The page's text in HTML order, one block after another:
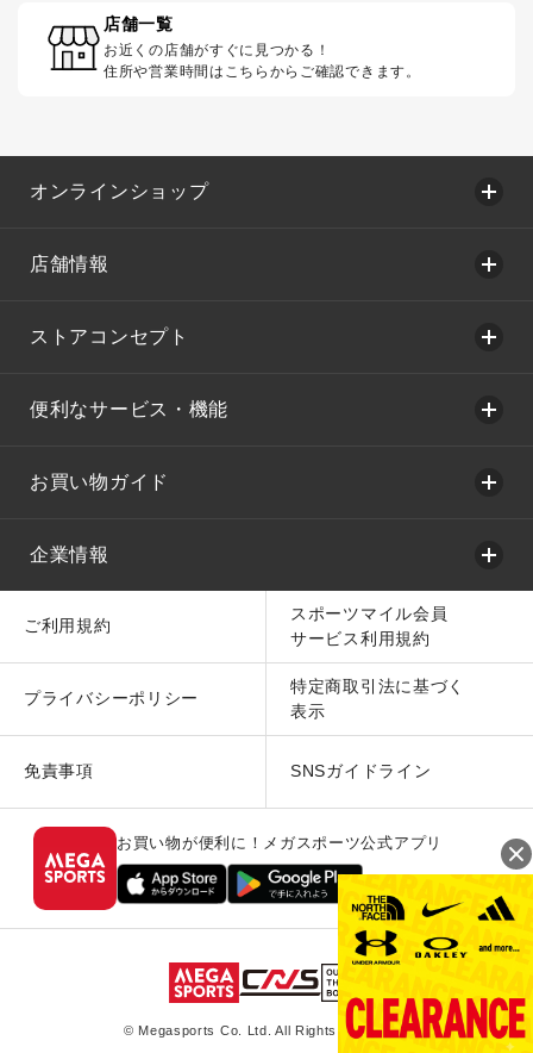
店舗一覧
お近くの店舗がすぐに見つかる！
住所や営業時間はこちらからご確認できます。
オンラインショップ
店舗情報
ストアコンセプト
便利なサービス・機能
お買い物ガイド
企業情報
ご利用規約
スポーツマイル会員
サービス利用規約
プライバシーポリシー
特定商取引法に基づく
表示
免責事項 SNSガイドライン
お買い物が便利に！メガスポーツ公式アプリ
© Megasports Co. Ltd. All Rights Reserved.